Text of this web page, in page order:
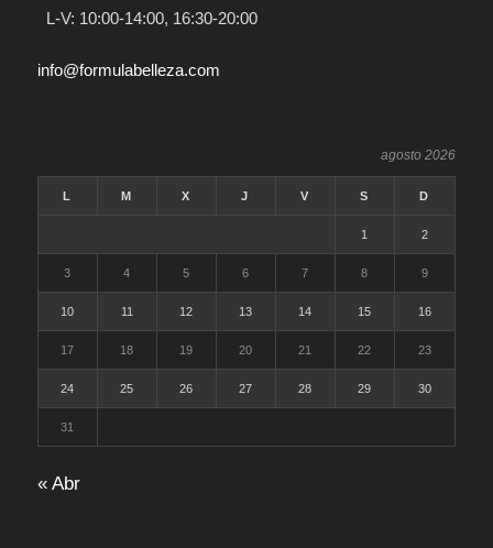
L-V: 10:00-14:00, 16:30-20:00
info@formulabelleza.com
agosto 2026
L M X J V S D
1 2
3 4 5 6 7 8 9
10 11 12 13 14 15 16
17 18 19 20 21 22 23
24 25 26 27 28 29 30
31
« Abr